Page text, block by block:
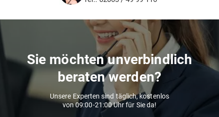
Sie möchten unverbindlich
beraten werden?
Unsere Experten sind täglich, kostenlos
von 09:00-21:00 Uhr für Sie da!